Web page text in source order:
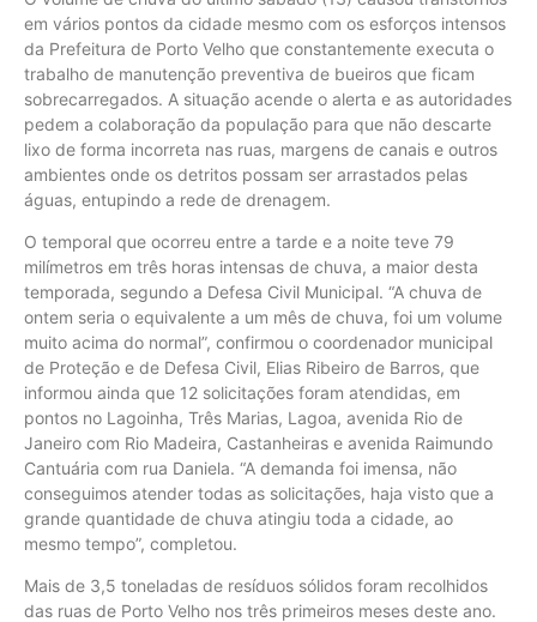
em vários pontos da cidade mesmo com os esforços intensos
da Prefeitura de Porto Velho que constantemente executa o
trabalho de manutenção preventiva de bueiros que ficam
sobrecarregados. A situação acende o alerta e as autoridades
pedem a colaboração da população para que não descarte
lixo de forma incorreta nas ruas, margens de canais e outros
ambientes onde os detritos possam ser arrastados pelas
águas, entupindo a rede de drenagem.
O temporal que ocorreu entre a tarde e a noite teve 79
milímetros em três horas intensas de chuva, a maior desta
temporada, segundo a Defesa Civil Municipal. “A chuva de
ontem seria o equivalente a um mês de chuva, foi um volume
muito acima do normal”, confirmou o coordenador municipal
de Proteção e de Defesa Civil, Elias Ribeiro de Barros, que
informou ainda que 12 solicitações foram atendidas, em
pontos no Lagoinha, Três Marias, Lagoa, avenida Rio de
Janeiro com Rio Madeira, Castanheiras e avenida Raimundo
Cantuária com rua Daniela. “A demanda foi imensa, não
conseguimos atender todas as solicitações, haja visto que a
grande quantidade de chuva atingiu toda a cidade, ao
mesmo tempo”, completou.
Mais de 3,5 toneladas de resíduos sólidos foram recolhidos
das ruas de Porto Velho nos três primeiros meses deste ano.